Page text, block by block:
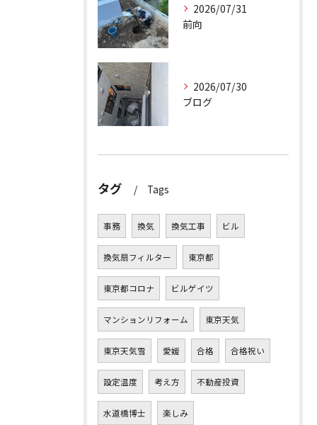
2026/07/31
前向
2026/07/30
ブログ
タグ Tags
事務 換気 換気工事 ビル
換気扇フィルター 東京都
東京都コロナ ビルゲイツ
マンションリフォーム 東京天気
東京天気雪 愛媛 合格 合格祝い
設定温度 考え方 不動産投資
水道橋博士 楽しみ